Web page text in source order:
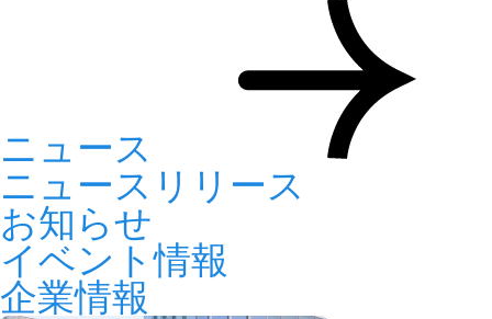
ニュース
ニュースリリース
お知らせ
イベント情報
企業情報